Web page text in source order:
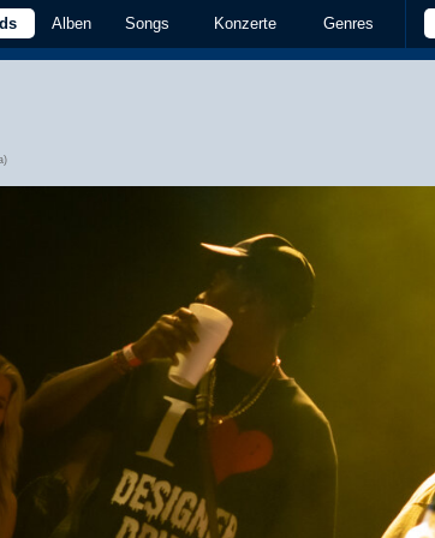
Alben Songs Konzerte Genres